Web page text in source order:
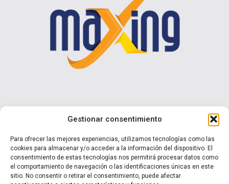
Gestionar consentimiento
Para ofrecer las mejores experiencias, utilizamos tecnologías como las
cookies para almacenar y/o acceder a la información del dispositivo. El
consentimiento de estas tecnologías nos permitirá procesar datos como
el comportamiento de navegación o las identificaciones únicas en este
sitio. No consentir o retirar el consentimiento, puede afectar
Calle I N° 990 Brisas del Sol - Talcahuano
+ 56 9 7570 0853
ventas@maxing.cl